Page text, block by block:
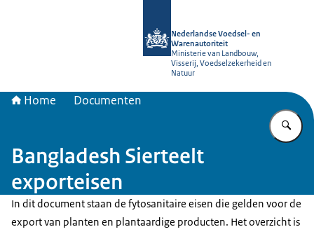
Nederlandse Voedsel- en
Warenautoriteit
Ministerie van Landbouw,
Visserij, Voedselzekerheid en
Natuur
Home Documenten
Bangladesh Sierteelt
exporteisen
In dit document staan de fytosanitaire eisen die gelden voor de
export van planten en plantaardige producten. Het overzicht is